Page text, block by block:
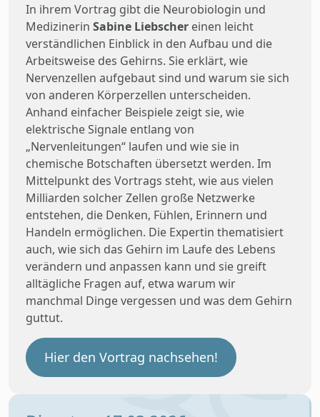
In ihrem Vortrag gibt die Neurobiologin und
Medizinerin Sabine Liebscher einen leicht
verständlichen Einblick in den Aufbau und die
Arbeitsweise des Gehirns. Sie erklärt, wie
Nervenzellen aufgebaut sind und warum sie sich
von anderen Körperzellen unterscheiden.
Anhand einfacher Beispiele zeigt sie, wie
elektrische Signale entlang von
„Nervenleitungen“ laufen und wie sie in
chemische Botschaften übersetzt werden. Im
Mittelpunkt des Vortrags steht, wie aus vielen
Milliarden solcher Zellen große Netzwerke
entstehen, die Denken, Fühlen, Erinnern und
Handeln ermöglichen. Die Expertin thematisiert
auch, wie sich das Gehirn im Laufe des Lebens
verändern und anpassen kann und sie greift
alltägliche Fragen auf, etwa warum wir
manchmal Dinge vergessen und was dem Gehirn
guttut.
Hier den Vortrag nachsehen!